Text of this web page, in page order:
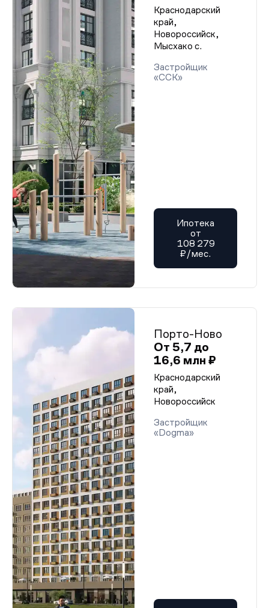
Краснодарский
край,
Новороссийск,
Мысхако с.
Застройщик
«ССК»
Ипотека
от
108 279
₽/мес.
Порто-Ново
От 5,7 до
16,6 млн ₽
Краснодарский
край,
Новороссийск
Застройщик
«Dogma»